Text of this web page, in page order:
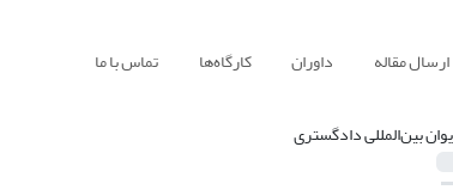
ارسال مقاله داوران کارگاه‌ها تماس با ما
بین‌المللی دادگستری